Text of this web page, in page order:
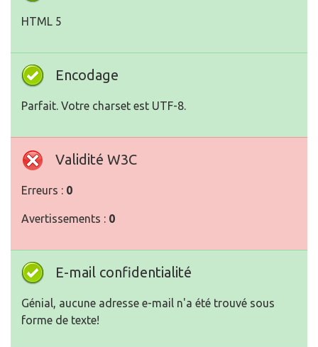
HTML 5
Encodage
Parfait. Votre charset est UTF-8.
Validité W3C
Erreurs : 0
Avertissements : 0
E-mail confidentialité
Génial, aucune adresse e-mail n'a été trouvé sous
forme de texte!